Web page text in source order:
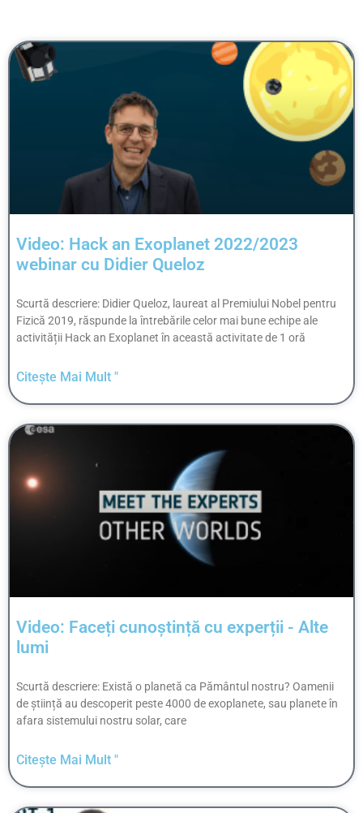
Video: Hack an Exoplanet 2022/2023
webinar cu Didier Queloz
Scurtă descriere: Didier Queloz, laureat al Premiului Nobel pentru
Fizică 2019, răspunde la întrebările celor mai bune echipe ale
activității Hack an Exoplanet în această activitate de 1 oră
Citește Mai Mult "
Video: Faceți cunoștință cu experții - Alte
lumi
Scurtă descriere: Există o planetă ca Pământul nostru? Oamenii
de știință au descoperit peste 4000 de exoplanete, sau planete în
afara sistemului nostru solar, care
Citește Mai Mult "